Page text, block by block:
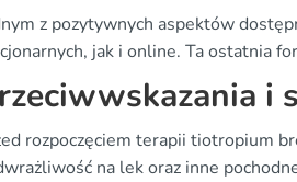
z pozytywnych aspektów
jak i online. Ta ostatnia
i
rozpoczęciem terapii tiotropium
na lek oraz inne